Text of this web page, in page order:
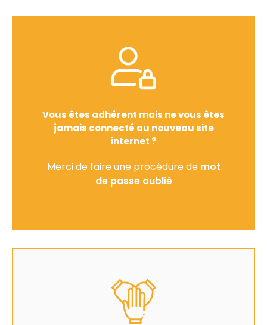
Vous êtes adhérent mais ne vous êtes
jamais connecté au nouveau site
internet ?
Merci de faire une procédure de mot
de passe oublié